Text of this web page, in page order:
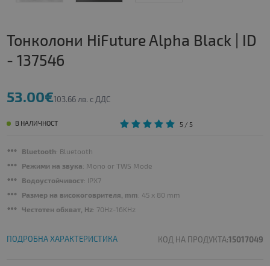
Тонколони HiFuture Alpha Black | ID
- 137546
53.00€103.66 лв. с ДДС
В НАЛИЧНОСТ 5/ 5
Bluetooth: Bluetooth
Режими на звука: Mono or TWS Mode
Водоустойчивост: IPX7
Размер на високоговрителя, mm: 45 x 80 mm
Честотен обхват, Hz: 70Hz-16KHz
ПОДРОБНА ХАРАКТЕРИСТИКА КОД НА ПРОДУКТА:15017049